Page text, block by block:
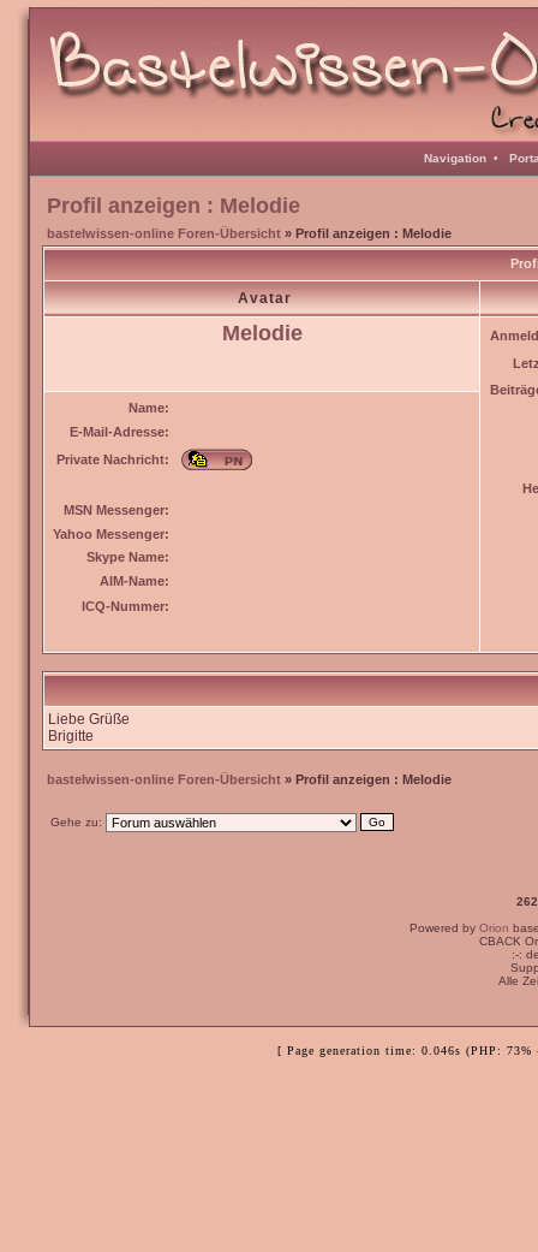
Navigation •
Profil anzeigen : Melodie
bastelwissen-online Foren-Übersicht » Profil anzeigen : Melodie
Avatar
Melodie
Name:
E-Mail-Adresse:
Private Nachricht:
MSN Messenger:
Yahoo Messenger:
Skype Name:
AIM-Name:
ICQ-Nummer:
Liebe Grüße
Brigitte
bastelwissen-online Foren-Übersicht » Profil anzeigen : Melodie
Gehe zu:
Powered by Orion
CBACK
:-:
Alle
[ Page generation time: 0.046s (PHP: